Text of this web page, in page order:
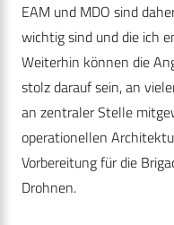
EAM und MDO sind
wichtig sind und die ich
Weiterhin können die
stolz darauf sein, an
an zentraler Stelle
operationellen
Vorbereitung für die
Drohnen.